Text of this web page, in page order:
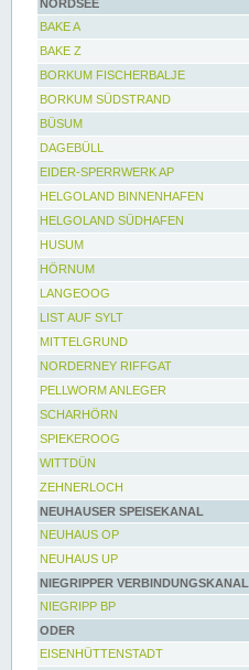
NORDSEE
BAKE A
BAKE Z
BORKUM FISCHERBALJE
BORKUM SÜDSTRAND
BÜSUM
DAGEBÜLL
EIDER-SPERRWERK AP
HELGOLAND BINNENHAFEN
HELGOLAND SÜDHAFEN
HUSUM
HÖRNUM
LANGEOOG
LIST AUF SYLT
MITTELGRUND
NORDERNEY RIFFGAT
PELLWORM ANLEGER
SCHARHÖRN
SPIEKEROOG
WITTDÜN
ZEHNERLOCH
NEUHAUSER SPEISEKANAL
NEUHAUS OP
NEUHAUS UP
NIEGRIPPER VERBINDUNGSKANAL
NIEGRIPP BP
ODER
EISENHÜTTENSTADT